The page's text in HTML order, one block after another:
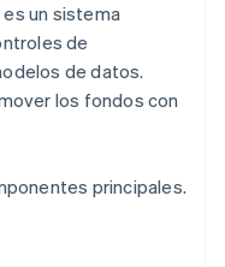
un sistema
de
de datos.
los fondos con
principales.